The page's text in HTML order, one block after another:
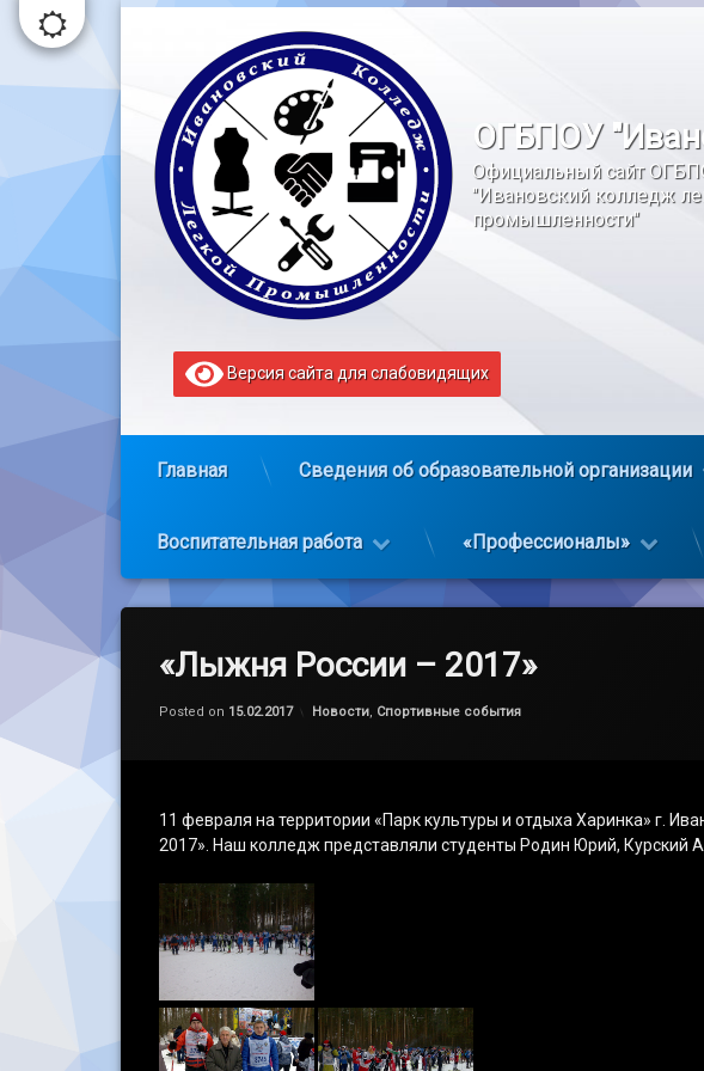
Перейти
содержимому
ОГБПОУ
Официальный сайт
"Ивановский колледж
промышленности"
Версия сайта для слабовидящих
Главная Сведения об образовательной организации
Воспитательная работа «Профессионалы»
«Лыжня России – 2017»
Posted on 15.02.2017
Обновлено на
by
Категории:
Новости, Спортивные события
11 февраля на территории «Парк культуры и отдыха Харинка» г.
2017». Наш колледж представляли студенты Родин Юрий, Курский